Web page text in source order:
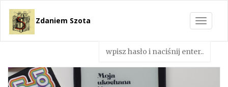
Toggle
Zdaniem Szota